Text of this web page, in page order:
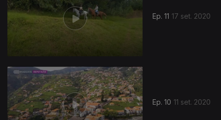
Ep. 11 17 set. 2020
Ep. 10 11 set. 2020